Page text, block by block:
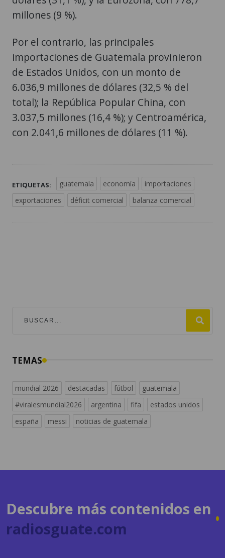
millones (9 %).
Por el contrario, las principales
importaciones de Guatemala provinieron
de Estados Unidos, con un monto de
6.036,9 millones de dólares (32,5 % del
total); la República Popular China, con
3.037,5 millones (16,4 %); y Centroamérica,
con 2.041,6 millones de dólares (11 %).
ETIQUETAS: guatemala economía
importaciones
exportaciones
déficit comercial balanza comercial
mundial 2026
españa
messi noticias de guatemala
radiosguate.com